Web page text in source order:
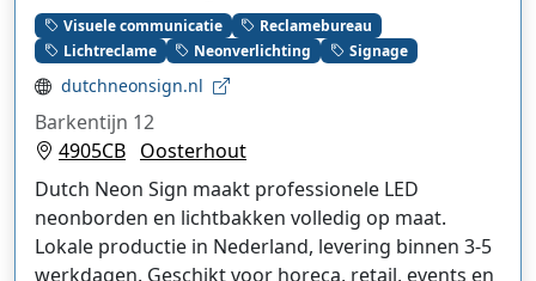
Visuele communicatie
Reclamebureau
Lichtreclame
Neonverlichting Signage
dutchneonsign.nl
Barkentijn 12
4905CB Oosterhout
Dutch Neon Sign maakt professionele LED
neonborden en lichtbakken volledig op maat.
Lokale productie in Nederland, levering binnen 3-5
werkdagen. Geschikt voor horeca, retail, events en